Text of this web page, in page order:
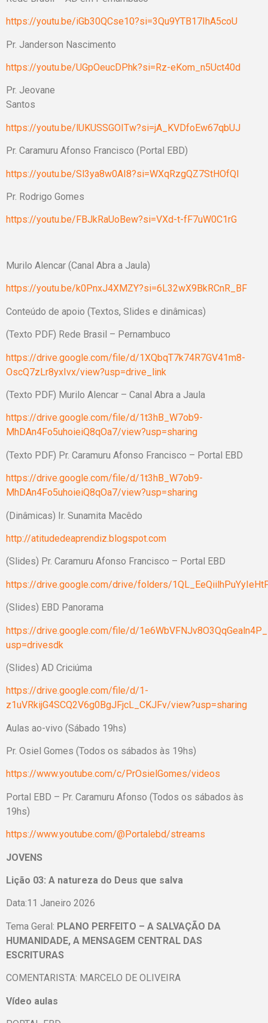
https://youtu.be/iGb30QCse10?si=3Qu9YTB17IhA5coU
Pr. Janderson Nascimento
https://youtu.be/UGpOeucDPhk?si=Rz-eKom_n5Uct40d
Pr. Jeovane
Santos
https://youtu.be/lUKUSSGOITw?si=jA_KVDfoEw67qbUJ
Pr. Caramuru Afonso Francisco (Portal EBD)
https://youtu.be/Sl3ya8w0AI8?si=WXqRzgQZ7StHOfQl
Pr. Rodrigo Gomes
https://youtu.be/FBJkRaUoBew?si=VXd-t-fF7uW0C1rG
Murilo Alencar (Canal Abra a Jaula)
https://youtu.be/k0PnxJ4XMZY?si=6L32wX9BkRCnR_BF
Conteúdo de apoio (Textos, Slides e dinâmicas)
(Texto PDF) Rede Brasil – Pernambuco
https://drive.google.com/file/d/1XQbqT7k74R7GV41m8-
OscQ7zLr8yxIvx/view?usp=drive_link
(Texto PDF) Murilo Alencar – Canal Abra a Jaula
https://drive.google.com/file/d/1t3hB_W7ob9-
MhDAn4Fo5uhoieiQ8qOa7/view?usp=sharing
(Texto PDF) Pr. Caramuru Afonso Francisco – Portal EBD
https://drive.google.com/file/d/1t3hB_W7ob9-
MhDAn4Fo5uhoieiQ8qOa7/view?usp=sharing
(Dinâmicas) Ir. Sunamita Macêdo
http://atitudedeaprendiz.blogspot.com
(Slides) Pr. Caramuru Afonso Francisco – Portal EBD
https://drive.google.com/drive/folders/
(Slides) EBD Panorama
https://drive.google.com/file/d/
usp=drivesdk
(Slides) AD Criciúma
https://drive.google.com/file/d/1-
z1uVRkijG4SCQ2V6g0BgJFjcL_CKJFv/view?usp=sharing
Aulas ao-vivo (Sábado 19hs)
Pr. Osiel Gomes (Todos os sábados às 19hs)
https://www.youtube.com/c/PrOsielGomes/videos
Portal EBD – Pr. Caramuru Afonso (Todos os sábados às
19hs)
https://www.youtube.com/@Portalebd/streams
JOVENS
Lição 03: A natureza do Deus que salva
Data:11 Janeiro 2026
Tema Geral: PLANO PERFEITO – A SALVAÇÃO DA
HUMANIDADE, A MENSAGEM CENTRAL DAS
ESCRITURAS
COMENTARISTA: MARCELO DE OLIVEIRA
Vídeo aulas